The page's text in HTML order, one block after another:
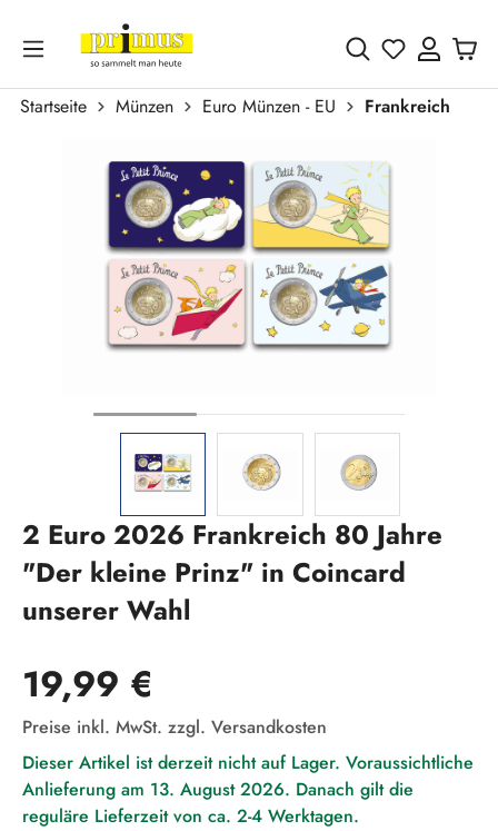
Zum Hauptinhalt springen
Du hast 0
Startseite Münzen Euro Münzen - EU
Frankreich
2 Euro 2026 Frankreich 80 Jahre
"Der kleine Prinz" in Coincard
unserer Wahl
Regulärer Preis:
19,99 €
Preise inkl. MwSt. zzgl. Versandkosten
Dieser Artikel ist derzeit nicht auf Lager. Voraussichtliche
Anlieferung am 13. August 2026. Danach gilt die
reguläre Lieferzeit von ca. 2-4 Werktagen.